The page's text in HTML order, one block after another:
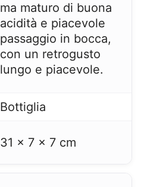
ma maturo di buona
acidità e piacevole
passaggio in bocca,
con un retrogusto
lungo e piacevole.
Bottiglia
31 x 7 x 7 cm